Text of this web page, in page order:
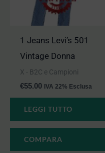
1 Jeans Levi’s 501
Vintage Donna
X - B2C e Campioni
€55.00 IVA 22% Esclusa
LEGGI TUTTO
COMPARA